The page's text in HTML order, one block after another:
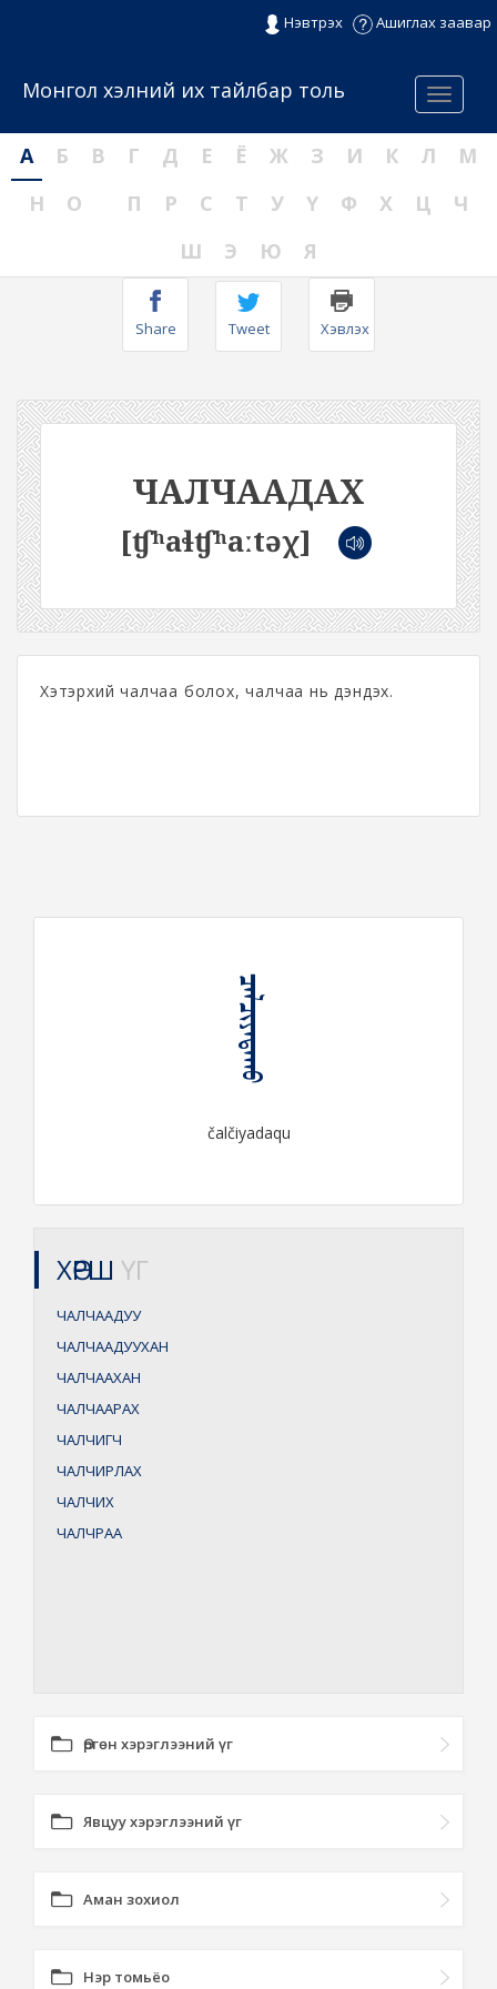
Нэвтрэх Ашиглах заавар
Menu
Монгол хэлний их тайлбар толь
А Б В Г Д Е Ё Ж З И К Л
М
Н
О П Р С Т У Ү Ф Х Ц
Ч
Ш
Э Ю Я
Share Tweet Хэвлэх
ЧАЛЧААДАХ
[ʧʰaɬʧʰaːtəχ]
Хэтэрхий чалчаа болох, чалчаа нь дэндэх.
ᠴᠠᠯᠴᠢᠶᠠᠳᠠᠬᠤ
čalčiyadaqu
ХӨРШ ҮГ
ЧАЛЧААДУУ
ЧАЛЧААДУУХАН
ЧАЛЧААХАН
ЧАЛЧААРАХ
ЧАЛЧИГЧ
ЧАЛЧИРЛАХ
ЧАЛЧИХ
ЧАЛЧРАА
Өргөн хэрэглээний үг
Явцуу хэрэглээний үг
Аман зохиол
Нэр томьёо